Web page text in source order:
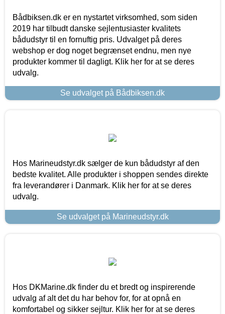
Bådbiksen.dk er en nystartet virksomhed, som siden
2019 har tilbudt danske sejlentusiaster kvalitets
bådudstyr til en fornuftig pris. Udvalget på deres
webshop er dog noget begrænset endnu, men nye
produkter kommer til dagligt. Klik her for at se deres
udvalg.
Se udvalget på Bådbiksen.dk
Hos Marineudstyr.dk sælger de kun bådudstyr af den
bedste kvalitet. Alle produkter i shoppen sendes direkte
fra leverandører i Danmark. Klik her for at se deres
udvalg.
Se udvalget på Marineudstyr.dk
Hos DKMarine.dk finder du et bredt og inspirerende
udvalg af alt det du har behov for, for at opnå en
komfortabel og sikker sejltur. Klik her for at se deres